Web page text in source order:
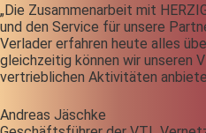
„Die Zusammenarbeit mit
und den Service für unsere
Verlader erfahren heute alles
gleichzeitig können wir unseren
vertrieblichen Aktivitäten
Andreas Jäschke